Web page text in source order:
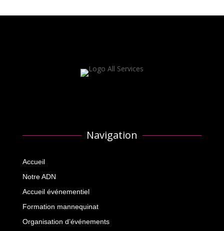
Navigation
Accueil
Notre ADN
Accueil événementiel
Formation mannequinat
Organisation d’événements